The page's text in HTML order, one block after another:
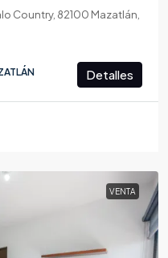
Country, 82100 Mazatlán,
Detalles
VENTA